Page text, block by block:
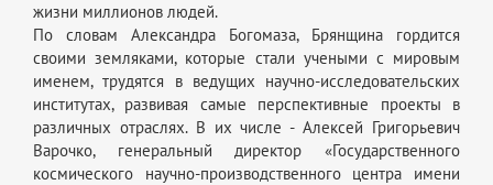
жизни миллионов людей.
По словам Александра Богомаза, Брянщина гордится
своими земляками, которые стали учеными с мировым
именем, трудятся в ведущих научно-исследовательских
институтах, развивая самые перспективные проекты в
различных отраслях. В их числе - Алексей Григорьевич
Варочко, генеральный директор «Государственного
космического научно-производственного центра имени